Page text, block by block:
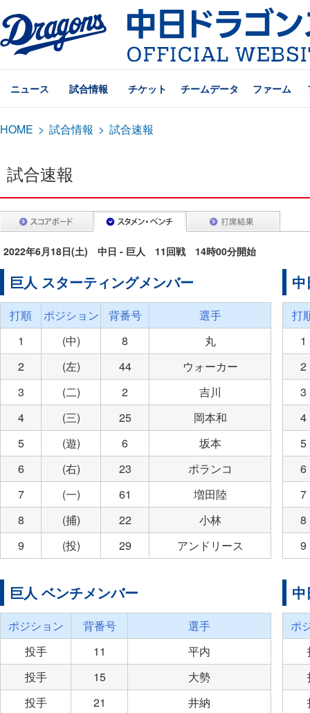
ニュース 試合情報 チケット チームデータ ファーム
HOME > 試合情報 > 試合速報
試合速報
2022年6月18日(土) 中日 - 巨人 11回戦 14時00分開始
巨人 スターティングメンバー
打順 ポジション 背番号
選手
1
(中) 8
丸
2
(左) 44
ウォーカー
3
(二) 2
吉川
4
(三) 25
岡本和
5
(遊) 6
坂本
6
(右) 23
ポランコ
7
(一) 61
増田陸
8
(捕) 22
小林
9
(投) 29 アンドリース
打
1
2
3
4
5
6
7
8
9
巨人 ベンチメンバー
ポジション 背番号
選手
投手
11
平内
投手
15
大勢
投手
21
井納
ポ